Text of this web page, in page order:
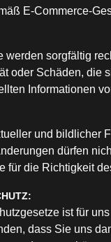
E-Commerce-
werden sorgfältig
oder Schäden, die
Informationen
und bildlicher
dürfen
für die Richtigkeit
ist für
dass Sie uns